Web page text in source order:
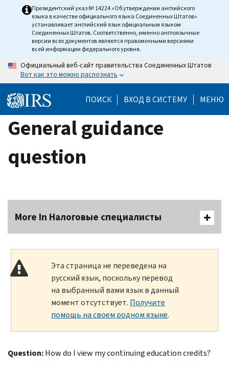
Президентский указ № 14224 «Об утверждении английского
языка в качестве официального языка Соединенных Штатов»
устанавливает английский язык официальным языком
Соединенных Штатов. Соответственно, именно англоязычные
версии всех документов являются правомочными версиями
всей информации федерального уровня.
Официальный веб-сайт правительства Соединенных Штатов
Вот как это можно распознать
ПОИСК ВХОД В СИСТЕМУ МЕНЮ
General guidance
question
More In Налоговые специалисты
Эта страница не переведена на
русский язык, поскольку перевод
на выбранный вами язык в данный
момент отсутствует. Получите
помощь на своем родном языке.
Question:How do I view my continuing education credits?